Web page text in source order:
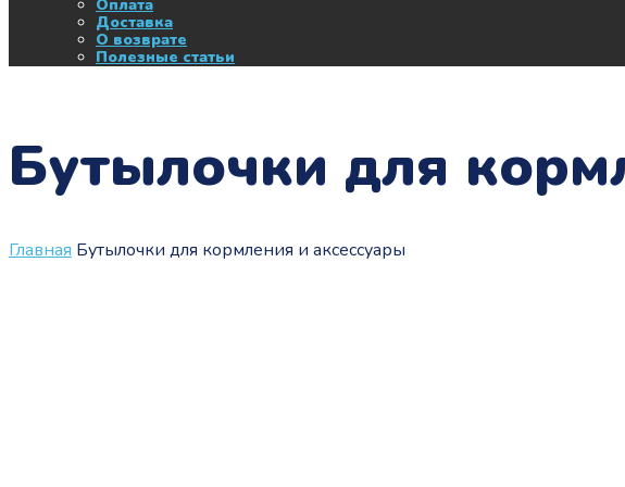
Оплата
Доставка
О возврате
Полезные статьи
Бутылочки для
Главная Бутылочки для кормления и аксессуары